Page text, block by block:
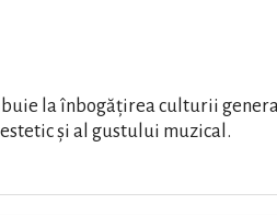
la înbogățirea culturii
și al gustului muzical.